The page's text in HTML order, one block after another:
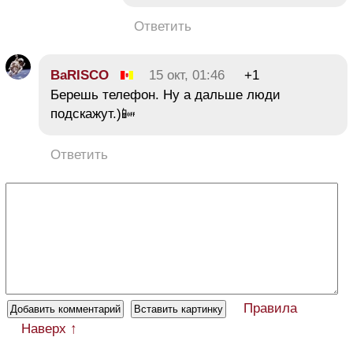
Ответить
BaRISCO 15 окт, 01:46
+1
Берешь телефон. Ну а дальше люди
подскажут.)📴
Ответить
Правила
Наверх ↑